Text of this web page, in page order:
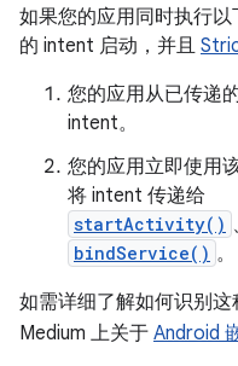
如果您的应用同时执行
的 intent 启动，并且
您的应用从已传递
intent。
您的应用立即使用
将 intent 传递给
startActivity() 、
bindService() 。
如需详细了解如何识别
Medium 上关于 Android